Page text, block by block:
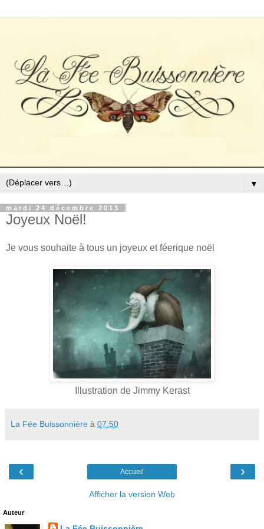
▼
mardi 24 décembre 2013
Joyeux Noël!
Je vous souhaite à tous un joyeux et féerique noël
Illustration de Jimmy Kerast
La Fée Buissonnière à 07:50
‹ ›
Accueil
Afficher la version Web
Auteur